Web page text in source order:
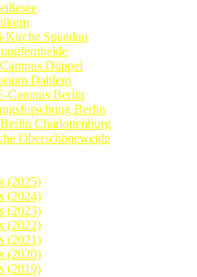
Spandau
Düppel
Dahlem
Campus Berlin
Berlin
Charlottenburg
Oberschöneweide
(2025)
(2024)
(2023)
(2022)
(2021)
(2020)
(2019)